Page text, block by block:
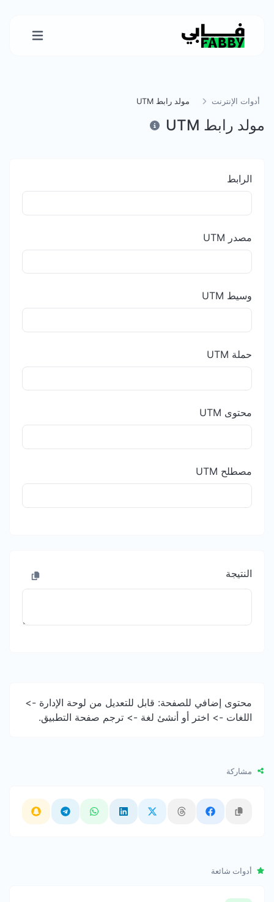
أدوات الإنترنت مولد رابط UTM
مولد رابط UTM
الرابط
مصدر UTM
وسيط UTM
حملة UTM
محتوى UTM
مصطلح UTM
النتيجة
محتوى إضافي للصفحة: قابل للتعديل من لوحة الإدارة ->
اللغات -> اختر أو أنشئ لغة -> ترجم صفحة التطبيق.
مشاركة
أدوات شائعة